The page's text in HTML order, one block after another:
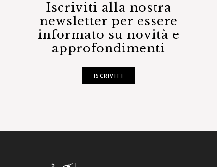
Iscriviti alla nostra
newsletter per essere
informato su novità e
approfondimenti
ISCRIVITI